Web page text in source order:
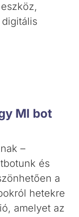
MI bot
–
és
a
hetekre
amelyet az